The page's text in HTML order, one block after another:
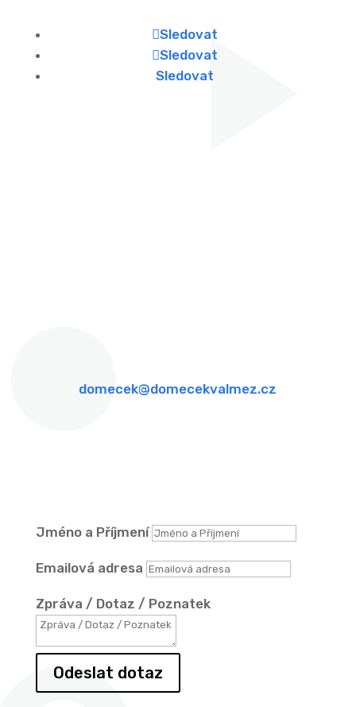
Sledovat
Sledovat
Sledovat
domecek@domecekvalmez.cz
Jméno a Příjmení
Emailová adresa
Zpráva / Dotaz / Poznatek
Odeslat dotaz